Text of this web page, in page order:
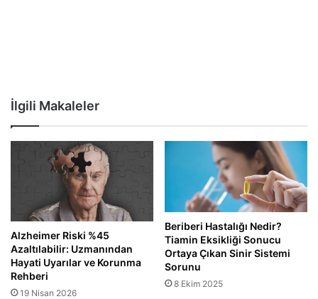
İlgili Makaleler
Alzheimer Riski %45
Azaltılabilir: Uzmanından
Hayati Uyarılar ve Korunma
Rehberi
19 Nisan 2026
Beriberi Hastalığı Nedir?
Tiamin Eksikliği Sonucu
Ortaya Çıkan Sinir Sistemi
Sorunu
8 Ekim 2025